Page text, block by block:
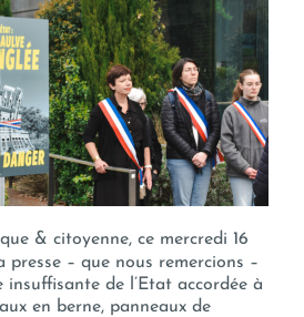
& citoyenne, ce mercredi 16
– que nous remercions –
insuffisante de l’Etat accordée à
en berne, panneaux de